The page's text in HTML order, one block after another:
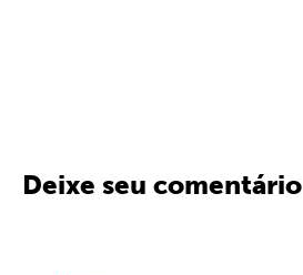
Deixe seu comentário